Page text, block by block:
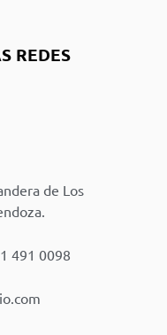
REDES
de Los
491 0098